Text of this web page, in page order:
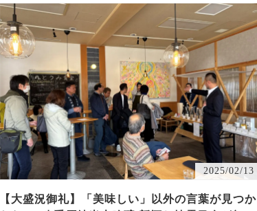
2025/02/13
【大盛況御礼】「美味しい」以外の言葉が見つか